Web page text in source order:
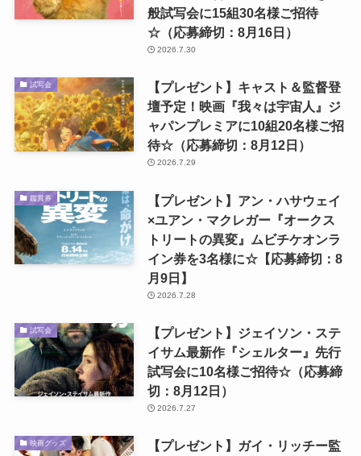
般試写会に15組30名様ご招待
☆（応募締切：8月16日）
2026.7.30
試写会
【プレゼント】キャスト＆監督登
壇予定！映画『我々は宇宙人』ジ
ャパンプレミアに10組20名様ご招
待☆（応募締切：8月12日）
2026.7.29
鑑賞券
【プレゼント】アン・ハサウェイ
×ユアン・マクレガー『オークス
トリートの異変』ムビチケオンラ
イン券を3名様に☆【応募締切：8
月9日】
2026.7.28
試写会
【プレゼント】ジェイソン・ステ
イサム最新作『シェルター』先行
試写会に10名様ご招待☆（応募締
切：8月12日）
2026.7.27
映画グッズ
【プレゼント】ガイ・リッチー監